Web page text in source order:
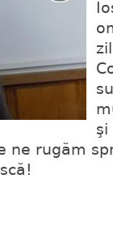
şi
ne rugăm